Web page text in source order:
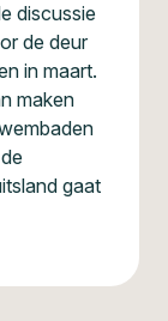
discussie
de deur
in maart.
maken
gaat